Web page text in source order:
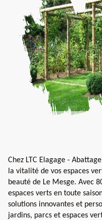
Chez LTC Elagage -
la vitalité de vos espaces
beauté de Le Mesge. Avec
espaces verts en toute
solutions innovantes et
jardins, parcs et espaces